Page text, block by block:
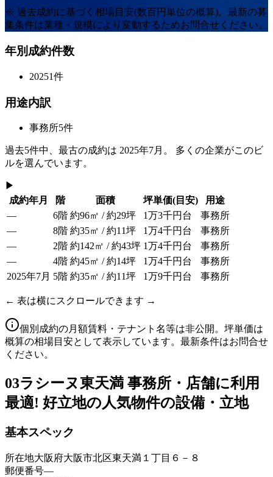
※ 過去成約に基づく相場目安(数百円単位の概算)。最新の募
集条件は業種・規模により変動するためお問合せください。
年別成約件数
20251件
用途内訳
事務所5件
過去5件中、最古の成約は 2025年7月 。 多くの企業がこのビ
ルを選んでいます。
▶
成約年月
階 面積 坪単価(目安)
用途
—
6階 約96㎡ / 約29坪 1万3千円台
事務所
—
8階 約35㎡ / 約11坪 1万4千円台
事務所
—
2階 約142㎡ / 約43坪 1万4千円台
事務所
—
4階 約45㎡ / 約14坪 1万4千円台
事務所
2025年7月 5階 約35㎡ / 約11坪 1万9千円台 事務所
← 表は横にスクロールできます →
個別成約の月額賃料・テナント名等は非公開。坪単価は
概算の相場目安として表示しています。最新条件はお問合せ
ください。
03ラシーヌ東天満 事務所・店舗に利用
最適! 好立地の人気物件の設備・立地
基本スペック
所在地大阪府大阪市北区東天満１丁目６－８
郵便番号—